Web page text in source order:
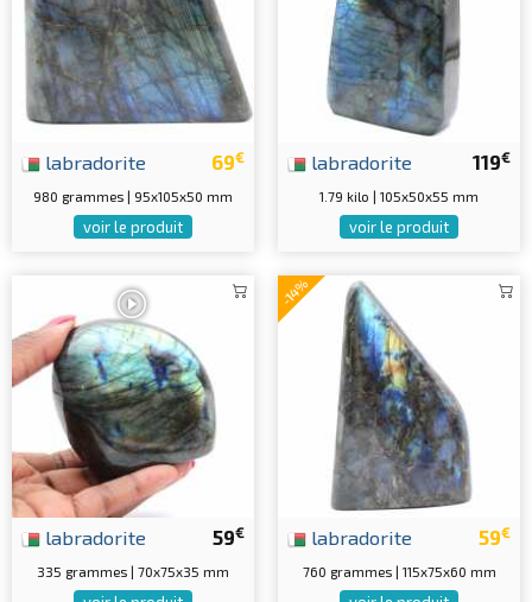
69€
labradorite
980 grammes | 95x105x50 mm
voir le produit
119€
labradorite
1.79 kilo | 105x50x55 mm
voir le produit
59€
labradorite
335 grammes | 70x75x35 mm
-14%
59€
labradorite
760 grammes | 115x75x60 mm